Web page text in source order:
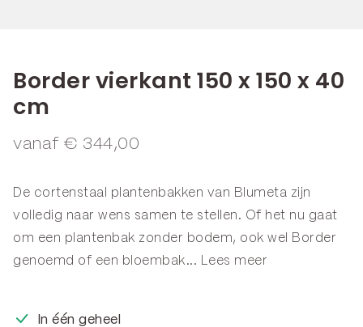
Border vierkant 150 x 150 x 40
cm
vanaf € 344,00
De cortenstaal plantenbakken van Blumeta zijn
volledig naar wens samen te stellen. Of het nu gaat
om een plantenbak zonder bodem, ook wel
Border
genoemd of een bloembak ... Lees meer
In één geheel